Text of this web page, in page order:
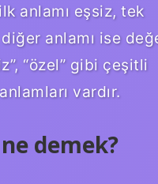
anlamı eşsiz, tek
anlamı ise
“özel” gibi çeşitli
vardır.
demek?